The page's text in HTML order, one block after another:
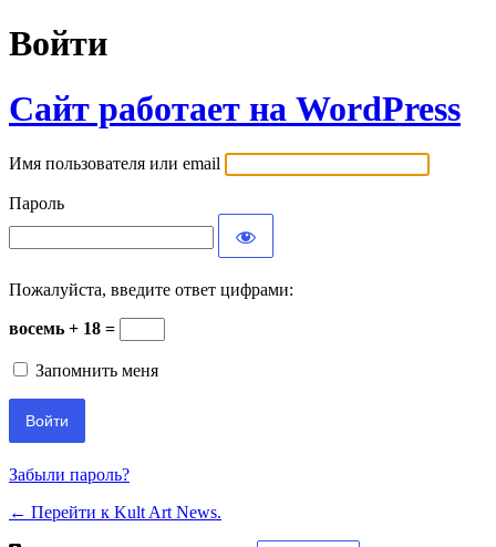
Войти
Сайт работает на WordPress
Имя пользователя или email
Пароль
Пожалуйста, введите ответ цифрами:
восемь + 18 =
Запомнить меня
Забыли пароль?
← Перейти к Kult Art News.